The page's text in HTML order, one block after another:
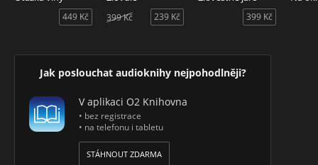
449 Kč 239 Kč
399 Kč 399 Kč
Jak poslouchat audioknihy nejpohodlněji?
V aplikaci O2 Knihovna
• bez registrace
• na telefonu i tabletu
STÁHNOUT ZDARMA